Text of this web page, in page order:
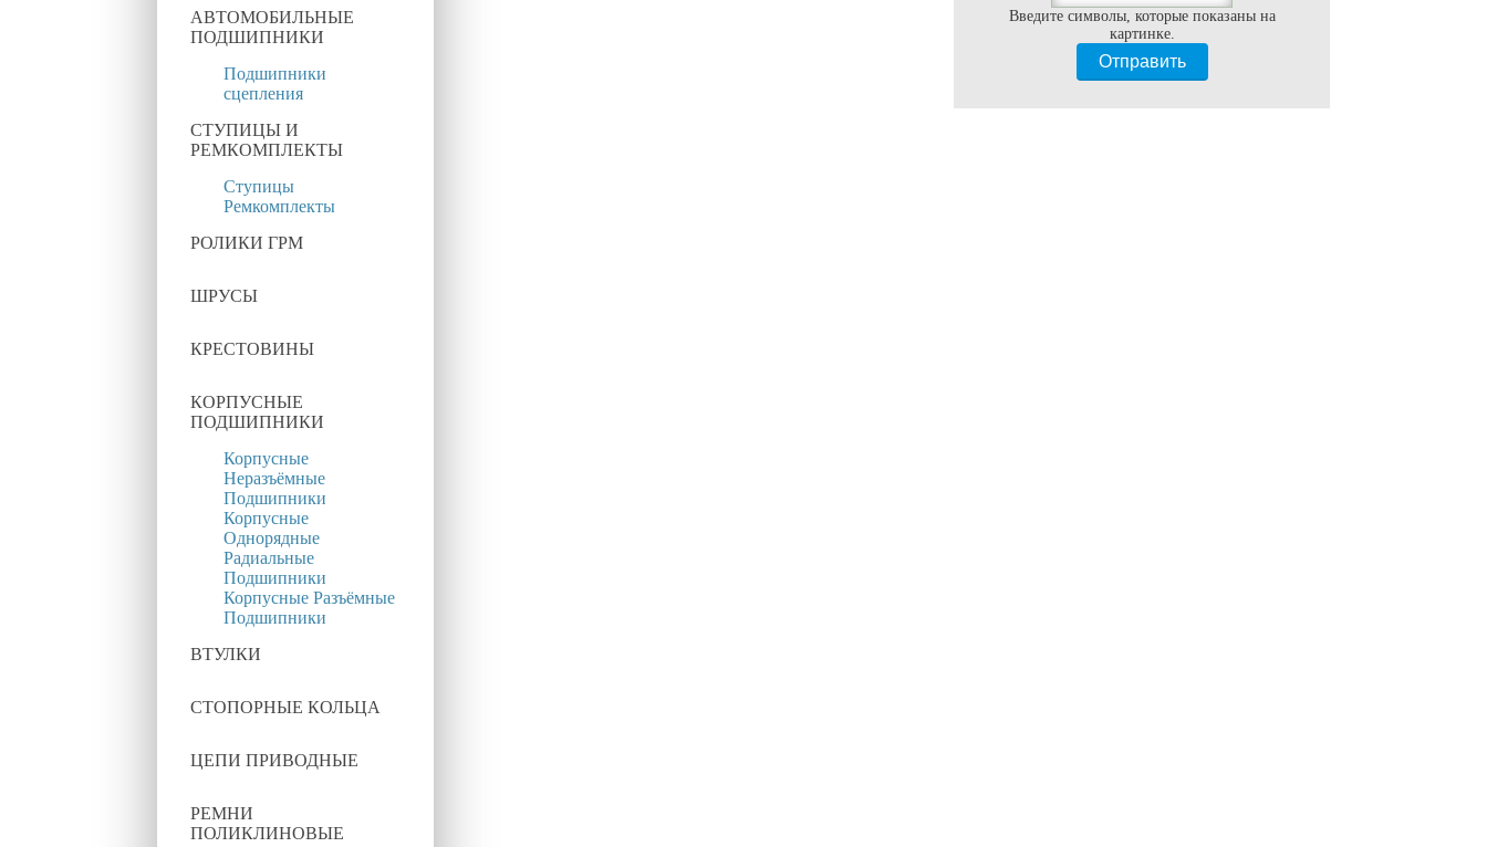
АВТОМОБИЛЬНЫЕ
ПОДШИПНИКИ
Подшипники
сцепления
СТУПИЦЫ И
РЕМКОМПЛЕКТЫ
Ступицы
Ремкомплекты
РОЛИКИ ГРМ
ШРУСЫ
КРЕСТОВИНЫ
КОРПУСНЫЕ
ПОДШИПНИКИ
Корпусные
Неразъёмные
Подшипники
Корпусные
Однорядные
Радиальные
Подшипники
Корпусные Разъёмные
Подшипники
ВТУЛКИ
СТОПОРНЫЕ КОЛЬЦА
ЦЕПИ ПРИВОДНЫЕ
РЕМНИ
ПОЛИКЛИНОВЫЕ
Введите символы, которые показаны на
картинке.